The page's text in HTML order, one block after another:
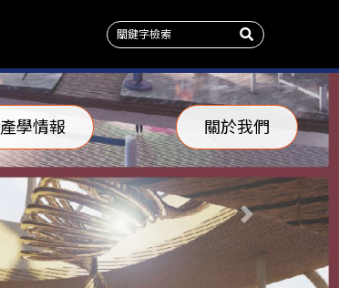
產學情報 關於我們
Next